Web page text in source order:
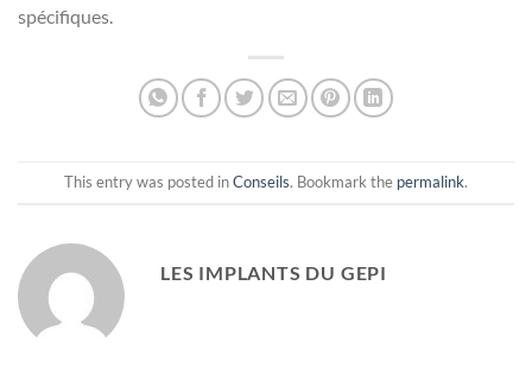
spécifiques.
This entry was posted inConseils. Bookmark the permalink.
LES IMPLANTS DU GEPI